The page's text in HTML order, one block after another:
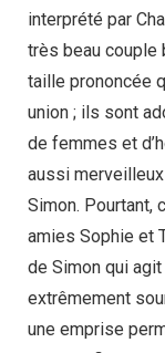
interprété par
très beau couple
taille prononcée
union ; ils sont
de femmes et
aussi
Simon. Pourtant,
amies Sophie et
de Simon qui
extrêmement
une emprise